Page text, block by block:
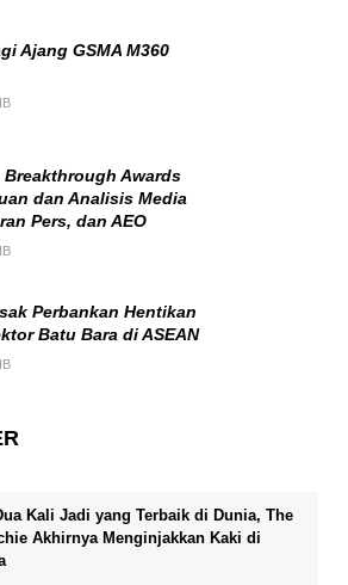
Ajang GSMA M360
Awards
dan Analisis Media
Pers, dan AEO
Perbankan Hentikan
Batu Bara di ASEAN
Kali Jadi yang Terbaik di Dunia, The
Akhirnya Menginjakkan Kaki di